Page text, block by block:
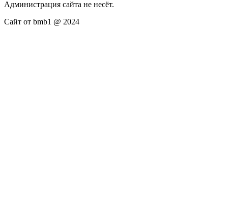
Администрация сайта не несёт.
Сайт от bmb1 @ 2024